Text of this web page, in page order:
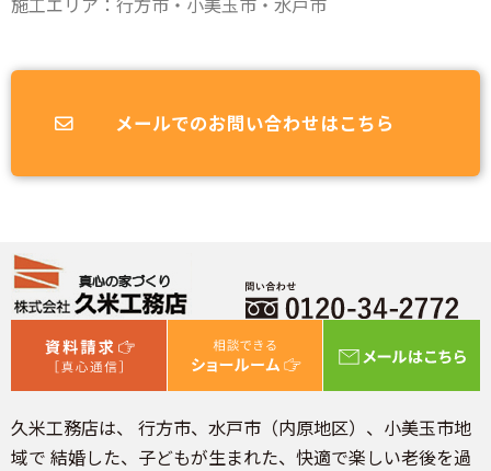
メールでのお問い合わせはこちら
久米工務店は、 行方市、水戸市（内原地区）、小美玉市地
域で 結婚した、子どもが生まれた、快適で楽しい老後を過